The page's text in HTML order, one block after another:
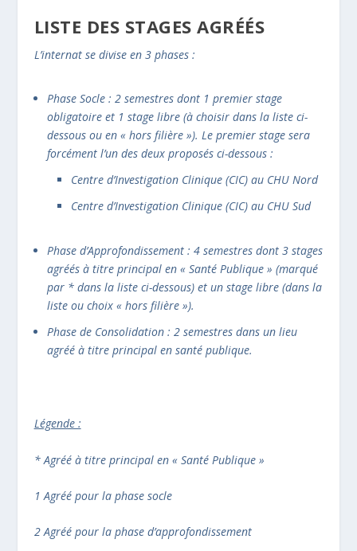
LISTE DES STAGES AGRÉÉS
L’internat se divise en 3 phases :
Phase Socle : 2 semestres dont 1 premier stage
obligatoire et 1 stage libre (à choisir dans la liste ci-
dessous ou en « hors filière »). Le premier stage sera
forcément l’un des deux proposés ci-dessous :
Centre d’Investigation Clinique (CIC) au CHU Nord
Centre d’Investigation Clinique (CIC) au CHU Sud
Phase d’Approfondissement : 4 semestres dont 3 stages
agréés à titre principal en « Santé Publique » (marqué
par * dans la liste ci-dessous) et un stage libre (dans la
liste ou choix « hors filière »).
Phase de Consolidation : 2 semestres dans un lieu
agréé à titre principal en santé publique.
Légende :
* Agréé à titre principal en « Santé Publique »
1 Agréé pour la phase socle
2 Agréé pour la phase d’approfondissement